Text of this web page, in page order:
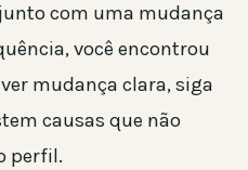
com uma mudança
você encontrou
mudança clara, siga
causas que não
perfil.